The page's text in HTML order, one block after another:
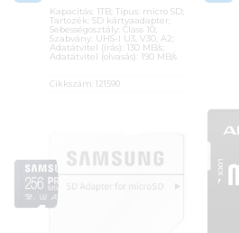
Kapacitás: 1TB; Típus: micro SD;
Tartozék: SD kártyaadapter;
Sebességosztály: Class 10;
Szabvány: UHS-I U3, V30, A2;
Adatátvitel (írás): 130 MB/s;
Adatátvitel (olvasás): 190 MB/s
Cikkszám:121590
27%
Azonosító:
135 900